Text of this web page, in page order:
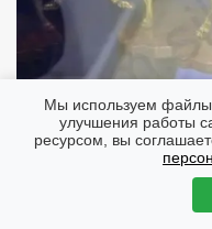
Но есть и много
Мы используем файлы
улучшения работы
ресурсом, вы